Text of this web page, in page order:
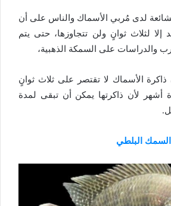
لدى مُربي الأسماك والناس على أن
إلا لثلاث ثوانٍ ولن تتجاوزها، حتى يتم
والدراسات على السمكة الذهبية،
ذاكرة الأسماك لا تقتصر على ثلاث ثوانٍ
أشهر لأن ذاكرتها يمكن أن تبقى لمدة
البلطي